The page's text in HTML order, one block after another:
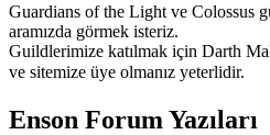
Guardians of the Light ve Colossus
aramızda görmek isteriz.
Guildlerimize katılmak için Darth
ve sitemize üye olmanız yeterlidir.
Enson Forum Yazıları